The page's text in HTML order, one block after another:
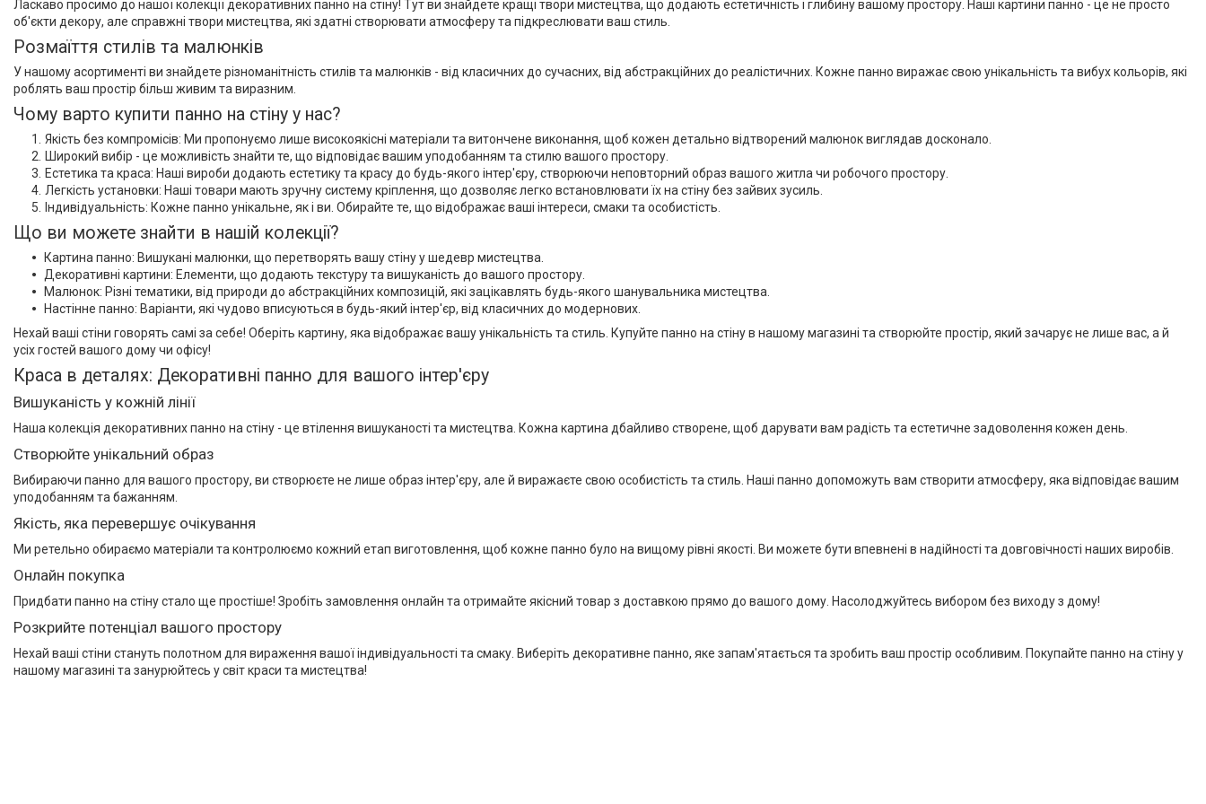
Ласкаво просимо до нашої колекції декоративних панно на стіну! Тут ви знайдете кращі твори мистецтва, що додають естетичність і глибину вашому простору. Наші картини панно - це не просто
об'єкти декору, але справжні твори мистецтва, які здатні створювати атмосферу та підкреслювати ваш стиль.
Розмаїття стилів та малюнків
У нашому асортименті ви знайдете різноманітність стилів та малюнків - від класичних до сучасних, від абстракційних до реалістичних. Кожне панно виражає свою унікальність та вибух кольорів, які
роблять ваш простір більш живим та виразним.
Чому варто купити панно на стіну у нас?
Якість без компромісів: Ми пропонуємо лише високоякісні матеріали та витончене виконання, щоб кожен детально відтворений малюнок виглядав досконало.
Широкий вибір - це можливість знайти те, що відповідає вашим уподобанням та стилю вашого простору.
Естетика та краса: Наші вироби додають естетику та красу до будь-якого інтер'єру, створюючи неповторний образ вашого житла чи робочого простору.
Легкість установки: Наші товари мають зручну систему кріплення, що дозволяє легко встановлювати їх на стіну без зайвих зусиль.
Індивідуальність: Кожне панно унікальне, як і ви. Обирайте те, що відображає ваші інтереси, смаки та особистість.
Що ви можете знайти в нашій колекції?
Картина панно: Вишукані малюнки, що перетворять вашу стіну у шедевр мистецтва.
Декоративні картини: Елементи, що додають текстуру та вишуканість до вашого простору.
Малюнок: Різні тематики, від природи до абстракційних композицій, які зацікавлять будь-якого шанувальника мистецтва.
Настінне панно: Варіанти, які чудово вписуються в будь-який інтер'єр, від класичних до модернових.
Нехай ваші стіни говорять самі за себе! Оберіть картину, яка відображає вашу унікальність та стиль. Купуйте панно на стіну в нашому магазині та створюйте простір, який зачарує не лише вас, а й
усіх гостей вашого дому чи офісу!
Краса в деталях: Декоративні панно для вашого інтер'єру
Вишуканість у кожній лінії
Наша колекція декоративних панно на стіну - це втілення вишуканості та мистецтва. Кожна картина дбайливо створене, щоб дарувати вам радість та естетичне задоволення кожен день.
Створюйте унікальний образ
Вибираючи панно для вашого простору, ви створюєте не лише образ інтер'єру, але й виражаєте свою особистість та стиль. Наші панно допоможуть вам створити атмосферу, яка відповідає вашим
уподобанням та бажанням.
Якість, яка перевершує очікування
Ми ретельно обираємо матеріали та контролюємо кожний етап виготовлення, щоб кожне панно було на вищому рівні якості. Ви можете бути впевнені в надійності та довговічності наших виробів.
Онлайн покупка
Придбати панно на стіну стало ще простіше! Зробіть замовлення онлайн та отримайте якісний товар з доставкою прямо до вашого дому. Насолоджуйтесь вибором без виходу з дому!
Розкрийте потенціал вашого простору
Нехай ваші стіни стануть полотном для вираження вашої індивідуальності та смаку. Виберіть декоративне панно, яке запам'ятається та зробить ваш простір особливим. Покупайте панно на стіну у
нашому магазині та занурюйтесь у світ краси та мистецтва!